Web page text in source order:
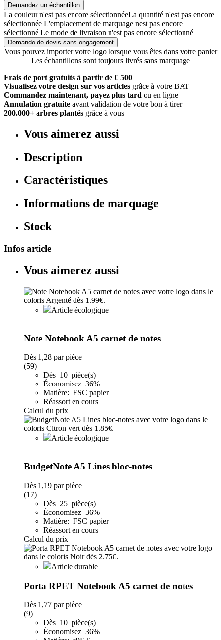
Demandez un échantillon
La couleur n'est pas encore sélectionnéeLa quantité n'est pas encore
sélectionnée L'emplacement de marquage nest pas encore
sélectionné Le mode de livraison n'est pas encore sélectionné
Demande de devis sans engagement
Vous pouvez importer votre logo lorsque vous êtes dans votre panier
Les échantillons sont toujours livrés sans marquage
Frais de port gratuits à partir de € 500
Visualisez votre design sur vos articles grâce à votre BAT
Commandez maintenant, payez plus tard ou en ligne
Annulation gratuite avant validation de votre bon à tirer
200.000+ arbres plantés grâce à vous
Vous aimerez aussi
Description
Caractéristiques
Informations de marquage
Stock
Infos article
Vous aimerez aussi
Article écologique
+
Note Notebook A5 carnet de notes
Dès 1,28 par pièce
(59)
Dès 10 pièce(s)
Économisez 36%
Matière: FSC papier
Réassort en cours
Calcul du prix
Article écologique
+
BudgetNote A5 Lines bloc-notes
Dès 1,19 par pièce
(17)
Dès 25 pièce(s)
Économisez 36%
Matière: FSC papier
Réassort en cours
Calcul du prix
Article durable
Porta RPET Notebook A5 carnet de notes
Dès 1,77 par pièce
(9)
Dès 10 pièce(s)
Économisez 36%